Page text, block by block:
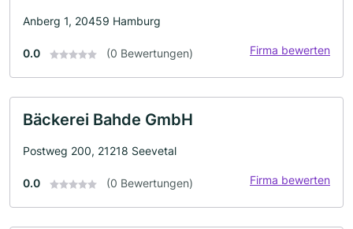
Anberg 1, 20459 Hamburg
0.0 (0 Bewertungen) Firma bewerten
Bäckerei Bahde GmbH
Postweg 200, 21218 Seevetal
0.0 (0 Bewertungen) Firma bewerten